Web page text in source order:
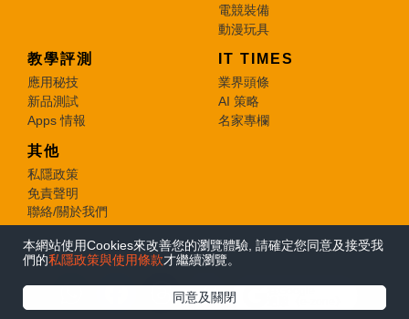
本網站使用Cookies來改善您的瀏覽體驗, 請確定您同意及接受我
們的私隱政策與使用條款才繼續瀏覽。
同意及關閉
電競裝備
動漫玩具
教學評測
應用秘技
新品測試
Apps 情報
IT TIMES
業界頭條
AI 策略
名家專欄
其他
私隱政策
免責聲明
聯絡/關於我們
© 2026 e-zone. All Rights Reserved.